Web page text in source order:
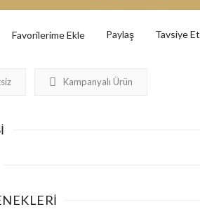
Paylaş Tavsiye Et
Kampanyalı Ürün